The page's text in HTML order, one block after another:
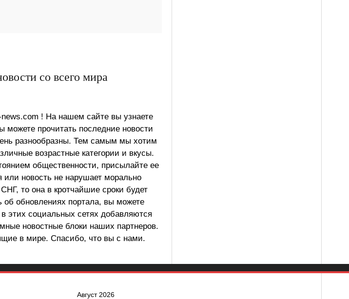
со всего мира
news.com ! На нашем сайте вы узнаете
прочитать последние новости
разнообразны. Тем самым мы хотим
возрастные категории и вкусы.
общественности, присылайте ее
или новость не нарушает морально
то она в кротчайшие сроки будет
об обновлениях портала, вы можете
этих социальных сетях добавляются
новостные блоки наших партнеров.
в мире. Спасибо, что вы с нами.
Август 2026